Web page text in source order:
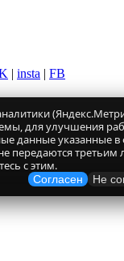
| insta | FB
для улучшения
данные указанные
передаются третьим
с этим.
Согласен Не